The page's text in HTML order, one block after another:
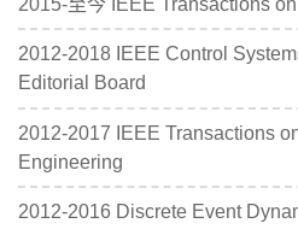
2012-2018 IEEE Control
Editorial Board
2012-2017 IEEE Transactions
Engineering
2012-2016 Discrete Event